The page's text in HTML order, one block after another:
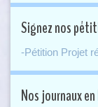
Signez nos
-Pétition Projet
Nos journaux en